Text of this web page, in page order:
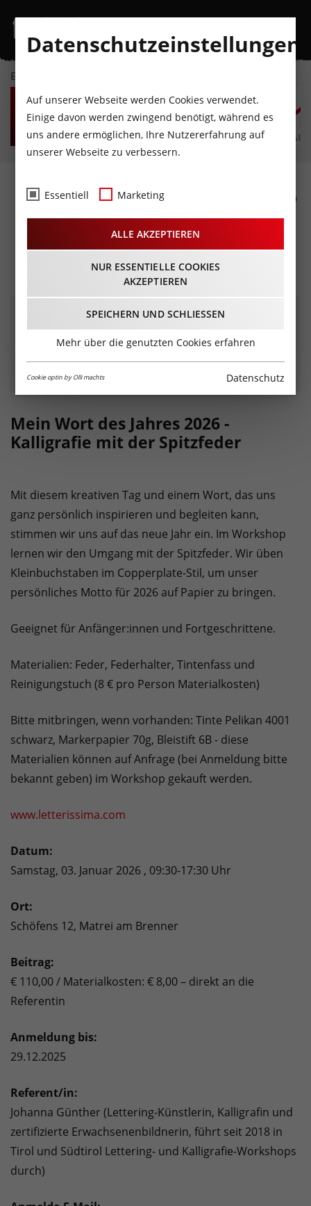
EVENTKALENDER
FR
7
AUGUST
SA
8
AUGUST
SO
9
AUGUST
MO
10
AUGUST
DI
11
AUGUST
Mein Wort des Jahres 2026
- Kalligrafie mit der
Spitzfeder
03.01.2026 - Beginn 09:30 Uhr
Mein Wort des Jahres 2026 -
Kalligrafie mit der Spitzfeder
Mit diesem kreativen Tag und einem Wort, das uns
ganz persönlich inspirieren und begleiten kann,
stimmen wir uns auf das neue Jahr ein. Im Workshop
lernen wir den Umgang mit der Spitzfeder. Wir üben
Kleinbuchstaben im Copperplate-Stil, um unser
persönliches Motto für 2026 auf Papier zu bringen.
Geeignet für Anfänger:innen und Fortgeschrittene.
Materialien: Feder, Federhalter, Tintenfass und
Reinigungstuch (8 € pro Person Materialkosten)
Bitte mitbringen, wenn vorhanden: Tinte Pelikan 4001
schwarz, Markerpapier 70g, Bleistift 6B - diese
Materialien können auf Anfrage (bei Anmeldung bitte
bekannt geben) im Workshop gekauft werden.
www.letterissima.com
Datum:
Samstag, 03. Januar 2026 , 09:30-17:30 Uhr
Ort:
Schöfens 12, Matrei am Brenner
Beitrag:
€ 110,00 / Materialkosten: € 8,00 – direkt an die
Referentin
Anmeldung bis:
29.12.2025
Referent/in:
Johanna Günther (Lettering-Künstlerin, Kalligrafin und
zertifizierte Erwachsenenbildnerin, führt seit 2018 in
Tirol und Südtirol Lettering- und Kalligrafie-Workshops
durch)
Datenschutzeinstellungen
Auf unserer Webseite werden Cookies verwendet.
Einige davon werden zwingend benötigt, während es
uns andere ermöglichen, Ihre Nutzererfahrung auf
unserer Webseite zu verbessern.
Essentiell Marketing
ALLE AKZEPTIEREN
NUR ESSENTIELLE COOKIES
AKZEPTIEREN
SPEICHERN UND SCHLIESSEN
Mehr über die genutzten Cookies erfahren
Cookie optin by Olli machts Datenschutz